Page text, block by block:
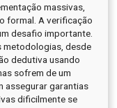
massivas,
formal. A verificação
desafio importante.
metodologias, desde
dedutiva usando
sofrem de um
assegurar garantias
dificilmente se